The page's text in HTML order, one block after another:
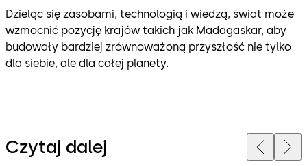
Dzieląc się zasobami, technologią i wiedzą, świat może
wzmocnić pozycję krajów takich jak Madagaskar, aby
budowały bardziej zrównoważoną przyszłość nie tylko
dla siebie, ale dla całej planety.
Czytaj dalej